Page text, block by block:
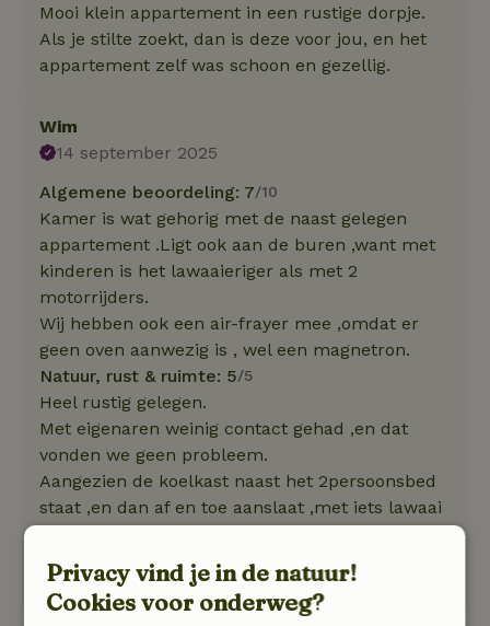
Mooi klein appartement in een rustige dorpje.
Als je stilte zoekt, dan is deze voor jou, en het
appartement zelf was schoon en gezellig.
Wim
14 september 2025
Algemene beoordeling: 7/10
Kamer is wat gehorig met de naast gelegen
appartement .Ligt ook aan de buren ,want met
kinderen is het lawaaieriger als met 2
motorrijders.
Wij hebben ook een air-frayer mee ,omdat er
geen oven aanwezig is , wel een magnetron.
Natuur, rust & ruimte: 5/5
Heel rustig gelegen.
Met eigenaren weinig contact gehad ,en dat
vonden we geen probleem.
Aangezien de koelkast naast het 2persoonsbed
staat ,en dan af en toe aanslaat ,met iets lawaai
logeerkamer geslapen. Wat op zich geen
probleem is.
Privacy vind je in de natuur!
Cookies voor onderweg?